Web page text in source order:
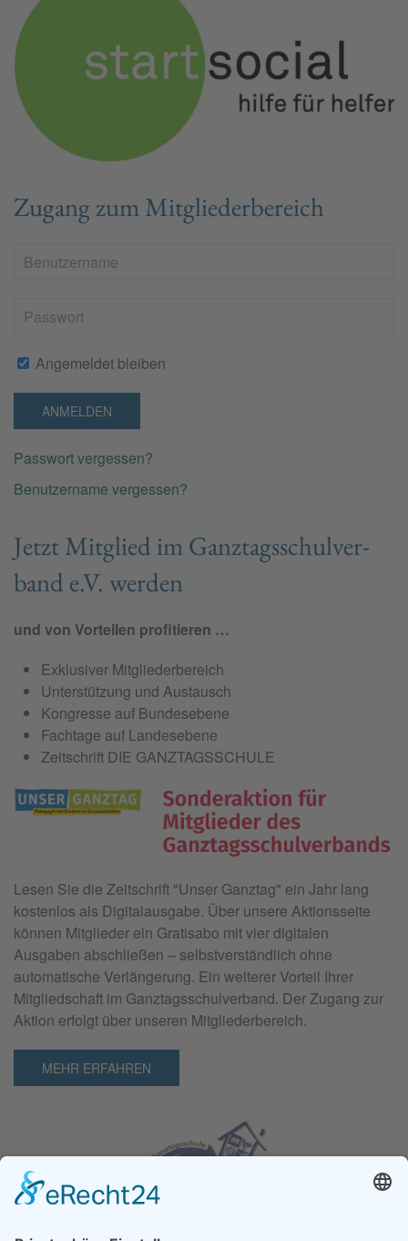
Zugang zum Mitgliederbereich
Angemeldet bleiben
ANMELDEN
Passwort vergessen?
Benutzername vergessen?
Jetzt Mit­glied im Ganz­tags­schul­ver­
band e.V. wer­den
und von Vorteilen profitieren …
Exklusiver Mitgliederbereich
Unterstützung und Austausch
Kongresse auf Bundesebene
Fachtage auf Landesebene
Zeitschrift DIE GANZTAGSSCHULE
Lesen Sie die Zeitschrift "Unser Ganztag" ein Jahr lang
kostenlos als Digitalausgabe. Über unsere Aktionsseite
können Mitglieder ein Gratisabo mit vier digitalen
Ausgaben abschließen – selbstverständlich ohne
automatische Verlängerung. Ein weiterer Vorteil Ihrer
Mitgliedschaft im Ganztagsschulverband. Der Zugang zur
Aktion erfolgt über unseren Mitgliederbereich.
MEHR ERFAHREN